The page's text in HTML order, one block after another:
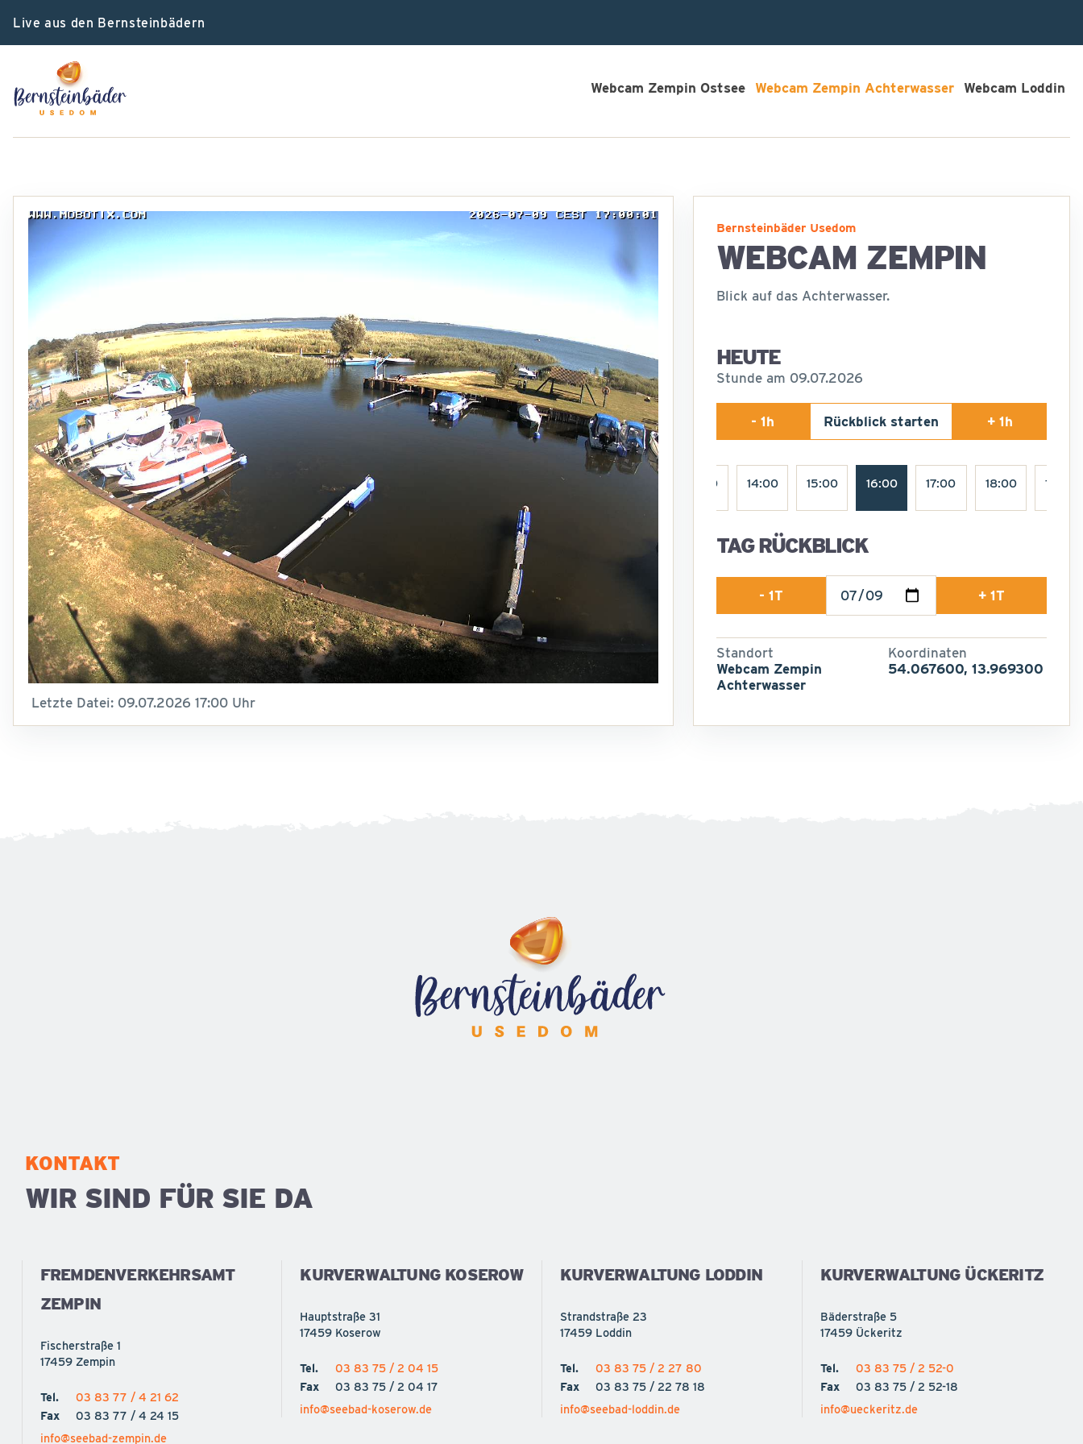
Live aus den Bernsteinbädern
Webcam Zempin Ostsee Webcam Zempin Achterwasser Webcam Loddin
Letzte Datei: 09.07.2026 17:00 Uhr
Bernsteinbäder Usedom
WEBCAM ZEMPIN
Blick auf das Achterwasser.
HEUTE
Stunde am 09.07.2026
- 1h Rückblick starten + 1h
07:00 13:00 14:00 15:00 16:00 17:00 18:00 19:00
TAG RÜCKBLICK
- 1T + 1T
Standort
Webcam Zempin
Achterwasser
Koordinaten
54.067600, 13.969300
KONTAKT
WIR SIND FÜR SIE DA
FREMDENVERKEHRSAMT
ZEMPIN
Fischerstraße 1
17459 Zempin
Tel.
03 83 77 / 4 21 62
Fax
03 83 77 / 4 24 15
info@seebad-zempin.de
KURVERWALTUNG KOSEROW
Hauptstraße 31
17459 Koserow
Tel.
03 83 75 / 2 04 15
Fax
03 83 75 / 2 04 17
info@seebad-koserow.de
KURVERWALTUNG LODDIN
Strandstraße 23
17459 Loddin
Tel.
03 83 75 / 2 27 80
Fax
03 83 75 / 22 78 18
info@seebad-loddin.de
KURVERWALTUNG ÜCKERITZ
Bäderstraße 5
17459 Ückeritz
Tel.
03 83 75 / 2 52-0
Fax
03 83 75 / 2 52-18
info@ueckeritz.de